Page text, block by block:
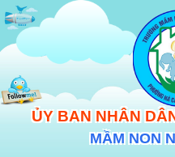
ỦY BAN NHÂN
MẦM NON